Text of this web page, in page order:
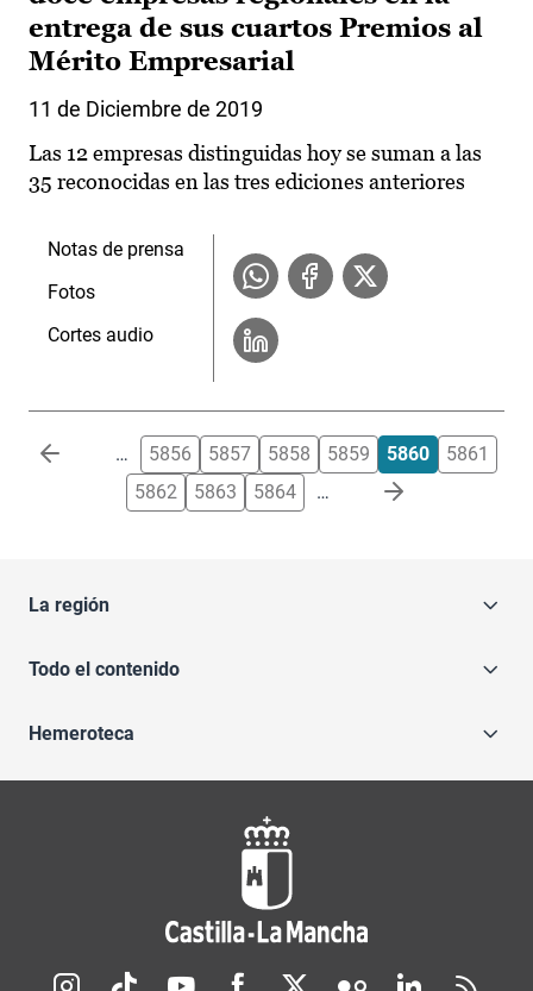
entrega de sus cuartos Premios al
Mérito Empresarial
11 de Diciembre de 2019
Las 12 empresas distinguidas hoy se suman a las
35 reconocidas en las tres ediciones anteriores
Notas de prensa
Fotos
Cortes audio
Paginación … 5856 5857 5858 5859 5860
5861
5862
5863 5864 …
La región
Todo el contenido
Hemeroteca